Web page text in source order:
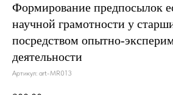
Формирование предпосылок
научной грамотности у
посредством опытно-
деятельности
Артикул: art-MR013